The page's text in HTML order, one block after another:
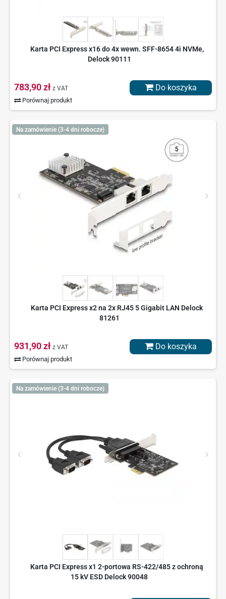
Karta PCI Express x16 do 4x wewn. SFF-8654 4i NVMe,
Delock 90111
783,90 zł z VAT
Porównaj produkt
Do koszyka
Na zamówienie (3-4 dni robocze)
Karta PCI Express x2 na 2x RJ45 5 Gigabit LAN Delock
81261
931,90 zł z VAT
Porównaj produkt
Do koszyka
Na zamówienie (3-4 dni robocze)
Karta PCI Express x1 2-portowa RS-422/485 z ochroną
15 kV ESD Delock 90048